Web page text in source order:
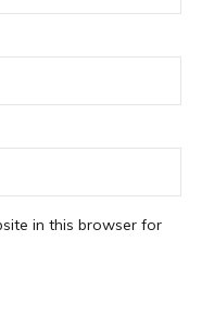
in this browser for